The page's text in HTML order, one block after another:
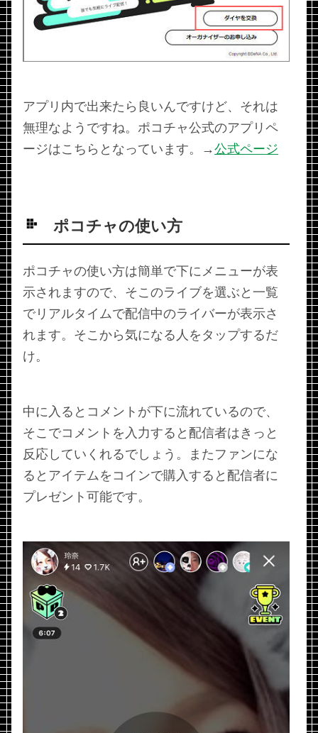
アプリ内で出来たら良いんですけど、それは
無理なようですね。ポコチャ公式のアプリペ
ージはこちらとなっています。→公式ページ
ポコチャの使い方
ポコチャの使い方は簡単で下にメニューが表
示されますので、そこのライブを選ぶと一覧
でリアルタイムで配信中のライバーが表示さ
れます。そこから気になる人をタップするだ
け。
中に入るとコメントが下に流れているので、
そこでコメントを入力すると配信者はきっと
反応していくれるでしょう。またファンにな
るとアイテムをコインで購入すると配信者に
プレゼント可能です。